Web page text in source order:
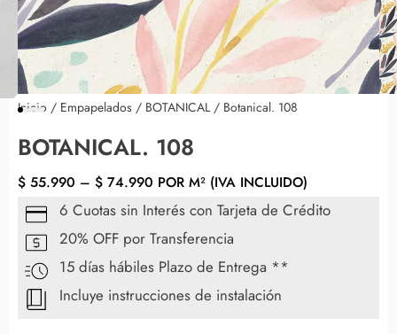
Inicio / Empapelados / BOTANICAL/ Botanical. 108
BOTANICAL. 108
$ 55.990 – $ 74.990 POR M² (IVA INCLUIDO)
6 Cuotas sin Interés con Tarjeta de Crédito
20% OFF por Transferencia
15 días hábiles Plazo de Entrega **
Incluye instrucciones de instalación